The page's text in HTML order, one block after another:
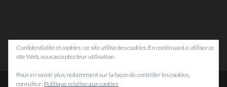
Confidentialité et cookies : ce site utilise des cookies. En continuant à utiliser ce
site Web, vous acceptez leur utilisation.
Pour en savoir plus, notamment sur la façon de contrôler les cookies,
consultez : Politique relative aux cookies